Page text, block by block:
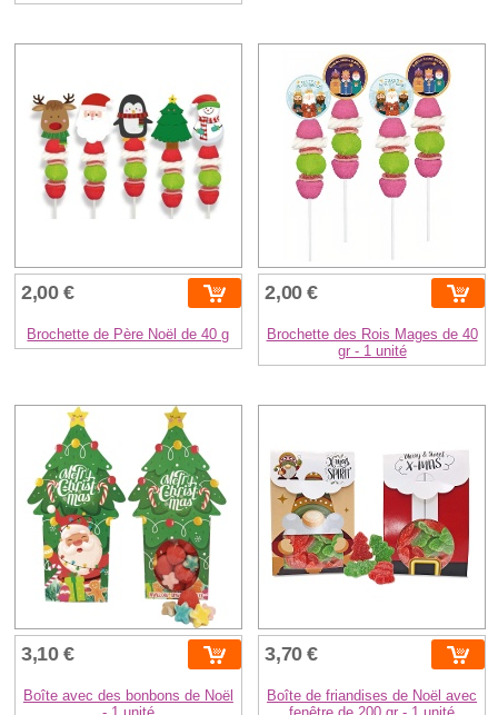
2,00 €
Brochette de Père Noël de 40 g
2,00 €
Brochette des Rois Mages de 40
gr - 1 unité
3,10 €
Boîte avec des bonbons de Noël
3,70 €
Boîte de friandises de Noël avec